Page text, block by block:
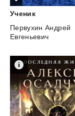
Ученик
Первухин Андрей
Евгеньевич